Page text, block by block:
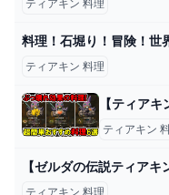
ティアキン 料理
ティアキン
ティアキン 料理